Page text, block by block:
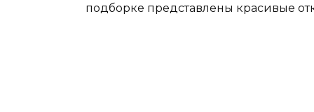
подборке представлены красивые